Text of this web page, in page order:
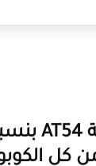
الكوبونات